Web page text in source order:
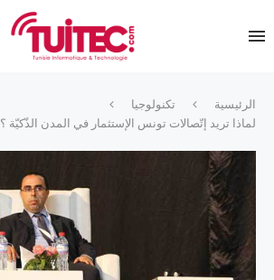
الرئيسية
تكنولوجيا
لماذا تريد إتّصالات تونس الإستثمار في المدن الذّكيّة ؟